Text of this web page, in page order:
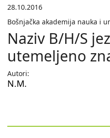
28.10.2016
Bošnjačka akademija nauka i
Naziv B/H/S
utemeljeno
Autori:
N.M.